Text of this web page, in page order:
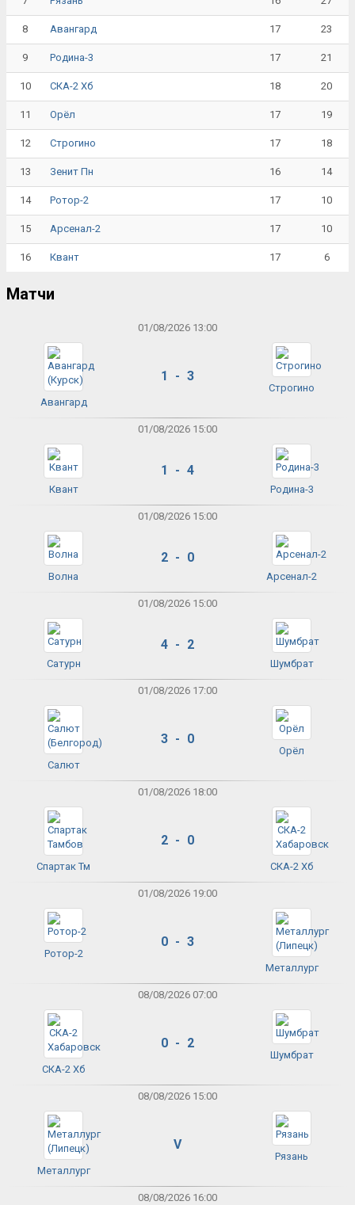
8 Авангард 17 23
9 Родина-3 17 21
10 СКА-2 Хб 18 20
11 Орёл 17 19
12 Строгино 17 18
13 Зенит Пн 16 14
14 Ротор-2 17 10
15 Арсенал-2 17 10
16 Квант 17 6
Матчи
01/08/2026 13:00
Авангард
1 - 3
Строгино
01/08/2026 15:00
Квант
1 - 4
Родина-3
01/08/2026 15:00
Волна
2 - 0
Арсенал-2
01/08/2026 15:00
Сатурн
4 - 2
Шумбрат
01/08/2026 17:00
Салют
3 - 0
Орёл
01/08/2026 18:00
Спартак Тм
2 - 0
СКА-2 Хб
01/08/2026 19:00
Ротор-2
0 - 3
Металлург
08/08/2026 07:00
СКА-2 Хб
0 - 2
Шумбрат
08/08/2026 15:00
Металлург
V
Рязань
08/08/2026 16:00